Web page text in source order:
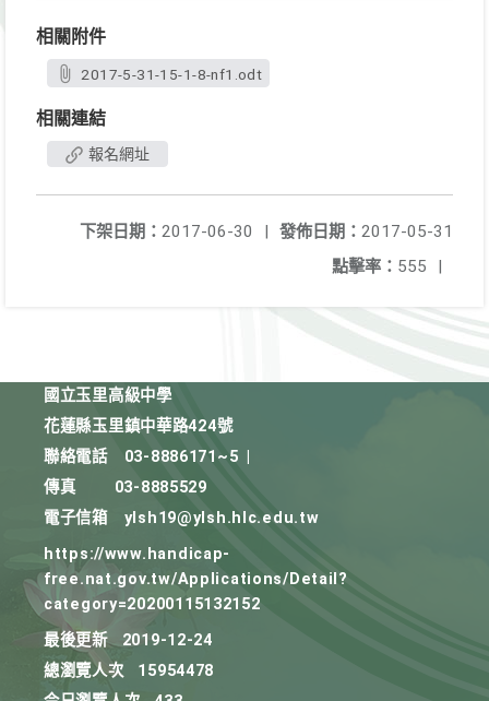
相關附件
2017-5-31-15-1-8-nf1.odt
相關連結
報名網址
發佈日期： 2017-05-31
下架日期： 2017-06-30
|
點擊率： 555 |
國立玉里高級中學
花蓮縣玉里鎮中華路424號
聯絡電話
03-8886171~5
傳真
03-8885529
電子信箱
ylsh19@ylsh.hlc.edu.tw
https://www.handicap-
free.nat.gov.tw/Applications/Detail?
category=20200115132152
最後更新
2019-12-24
總瀏覽人次
15954478